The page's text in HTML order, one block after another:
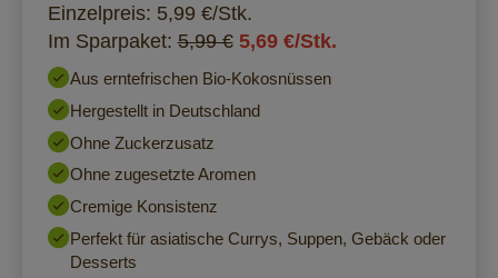
Einzelpreis: 5,99 €/Stk.
Im Sparpaket:5,99 € 5,69 €/Stk.
Aus erntefrischen Bio-Kokosnüssen
Hergestellt in Deutschland
Ohne Zuckerzusatz
Ohne zugesetzte Aromen
Cremige Konsistenz
Perfekt für asiatische Currys, Suppen, Gebäck oder
Desserts